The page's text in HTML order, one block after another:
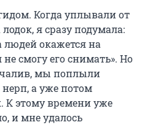
Когда уплывали от
я сразу подумала:
людей окажется на
смогу его снимать». Но
мы поплыли
а уже потом
К этому времени уже
и мне удалось